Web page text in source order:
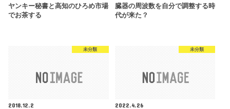
ヤンキー秘書と高知のひろめ市場
でお茶する
臓器の周波数を自分で調整する時
代が来た？
未分類
2018.12.2
未分類
2022.4.26